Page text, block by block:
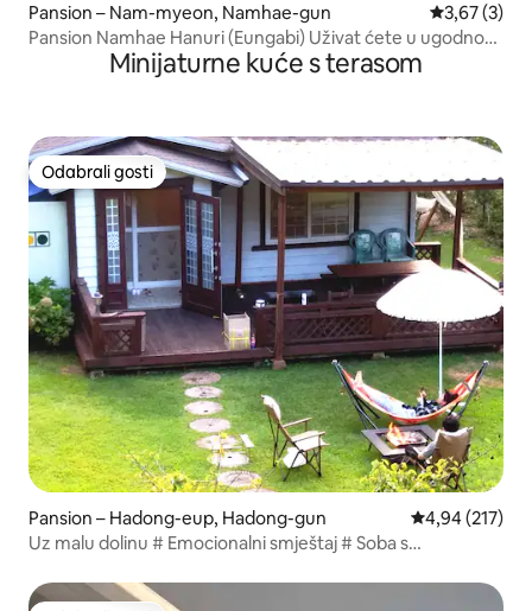
Pansion – Nam-myeon, Namhae-gun Prosječna
3,67 (3)
Pansion Namhae Hanuri (Eungabi) Uživat ćete u ugodnom
i udobnom prostoru...
Minijaturne kuće s terasom
Odabrali gosti
Odabrali gosti
Pansion – Hadong-eup, Hadong-gun Prosječna
4,94 (217)
Uz malu dolinu # Emocionalni smještaj # Soba s